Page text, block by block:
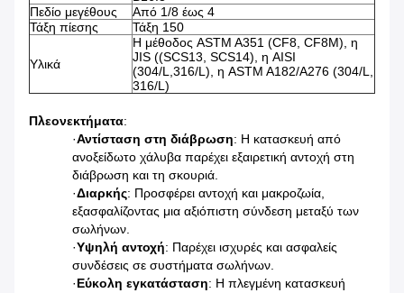
Πεδίο μεγέθους
Από 1/8 έως 4
Τάξη πίεσης
Τάξη 150
Υλικά
Η μέθοδος ASTM A351 (CF8, CF8M), η
JIS ((SCS13, SCS14), η AISI
(304/L,316/L), η ASTM A182/A276 (304/L,
316/L)
Πλεονεκτήματα:
·Αντίσταση στη διάβρωση: Η κατασκευή από
ανοξείδωτο χάλυβα παρέχει εξαιρετική αντοχή στη
διάβρωση και τη σκουριά.
·Διαρκής: Προσφέρει αντοχή και μακροζωία,
εξασφαλίζοντας μια αξιόπιστη σύνδεση μεταξύ των
σωλήνων.
·Υψηλή αντοχή: Παρέχει ισχυρές και ασφαλείς
συνδέσεις σε συστήματα σωλήνων.
·Εύκολη εγκατάσταση: Η πλεγμένη κατασκευή